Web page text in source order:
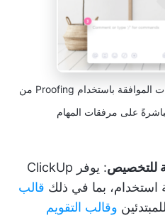
قم بتركيز التعليقات وتسريع عمليات الموافقة باستخدام Proofing من
على مرفقات المهام
للتخصيص
: يوفر ClickUp
استخدام، بما في ذلك قالب
للمبتدئين وقالب التقويم